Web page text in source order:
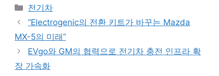
Categories
전기차
“Electrogenic의 전환 키트가 바꾸는 Mazda
MX-5의 미래”
EVgo와 GM의 협력으로 전기차 충전 인프라 확
장 가속화